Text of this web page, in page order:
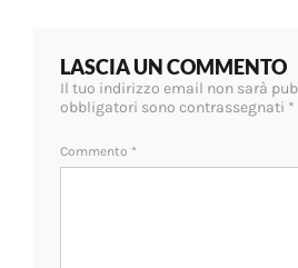
LASCIA UN COMMENTO
Il tuo indirizzo email non sarà
obbligatori sono contrassegnati *
Commento *